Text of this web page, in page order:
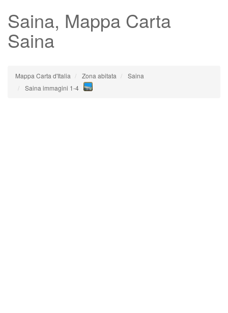
Saina, Mappa Carta
Saina
Mappa Carta d'Italia Zona abitata
Saina
Saina immagini 1-4